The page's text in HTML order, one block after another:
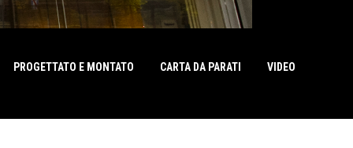
PROGETTATO E MONTATO CARTA DA PARATI VIDEO